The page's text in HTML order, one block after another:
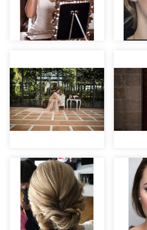
novia
Editorial nupcial
"Clara".